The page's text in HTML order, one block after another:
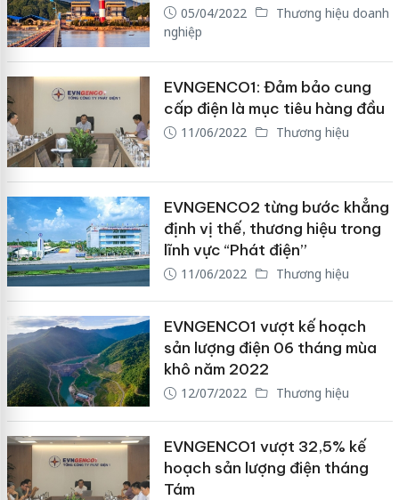
05/04/2022
Thương hiệu doanh
nghiệp
EVNGENCO1: Đảm bảo cung
cấp điện là mục tiêu hàng đầu
11/06/2022 Thương hiệu
EVNGENCO2 từng bước khẳng
định vị thế, thương hiệu trong
lĩnh vực “Phát điện”
11/06/2022 Thương hiệu
EVNGENCO1 vượt kế hoạch
sản lượng điện 06 tháng mùa
khô năm 2022
12/07/2022 Thương hiệu
EVNGENCO1 vượt 32,5% kế
hoạch sản lượng điện tháng
Tám